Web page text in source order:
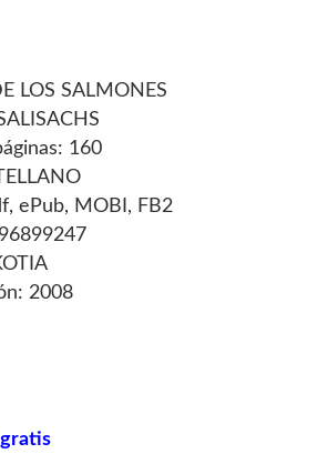
LOS SALMONES
160
ePub, MOBI, FB2
2008